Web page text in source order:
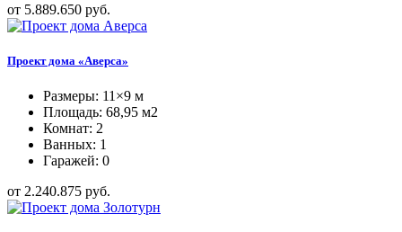
от 5.889.650 руб.
Проект дома «Аверса»
Размеры: 11×9 м
Площадь: 68,95 м2
Комнат: 2
Ванных: 1
Гаражей: 0
от 2.240.875 руб.